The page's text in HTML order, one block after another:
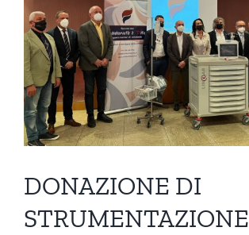
DONAZIONE DI
STRUMENTAZIONE